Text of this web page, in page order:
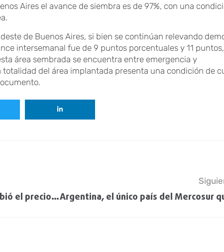
Aires el avance de siembra es de 97%, con una
de Buenos Aires, si bien se continúan relevando
intersemanal fue de 9 puntos porcentuales y 11 puntos,
área sembrada se encuentra entre emergencia y
del área implantada presenta una condición de
Tercer día del dólar maíz: subió el precio y las ventas se mantienen en niveles elevados